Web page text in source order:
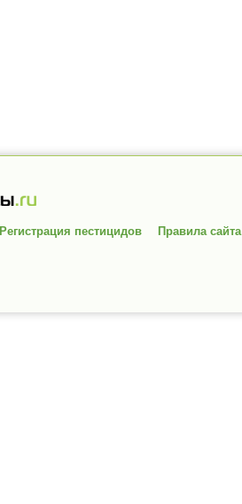
Регистрация пестицидов Правила сайта